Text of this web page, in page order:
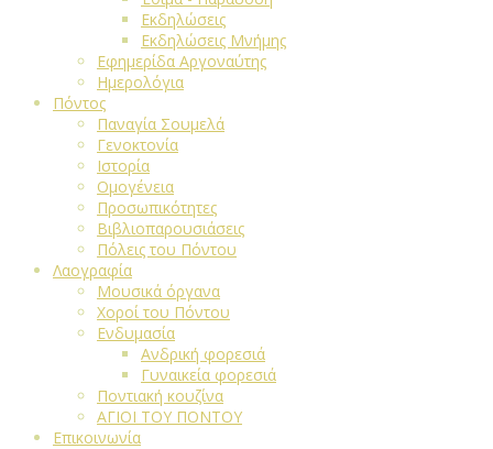
Εκδηλώσεις
Εκδηλώσεις Μνήμης
Εφημερίδα Αργοναύτης
Ημερολόγια
Πόντος
Παναγία Σουμελά
Γενοκτονία
Ιστορία
Ομογένεια
Προσωπικότητες
Βιβλιοπαρουσιάσεις
Πόλεις του Πόντου
Λαογραφία
Μουσικά όργανα
Χοροί του Πόντου
Ενδυμασία
Ανδρική φορεσιά
Γυναικεία φορεσιά
Ποντιακή κουζίνα
ΑΓΙΟΙ ΤΟΥ ΠΟΝΤΟΥ
Επικοινωνία